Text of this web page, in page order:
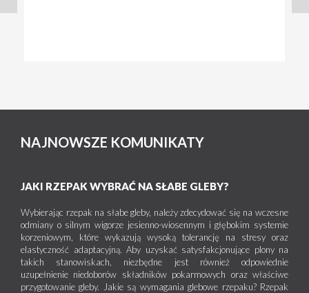
NAJNOWSZE KOMUNIKATY
JAKI RZEPAK WYBRAĆ NA SŁABE GLEBY?
Wybierając rzepak na słabe gleby, należy zdecydować się na wczesne
odmiany o silnym wigorze jesienno-wiosennym i głębokim systemie
korzeniowym, które wykazują wysoką tolerancję na stresy oraz
elastyczność adaptacyjną. Aby uzyskać satysfakcjonujące plony na
takich stanowiskach, niezbędne jest również odpowiednie
uzupełnienie niedoborów składników pokarmowych oraz właściwe
przygotowanie gleby. Jakie są wymagania glebowe rzepaku? Rzepak